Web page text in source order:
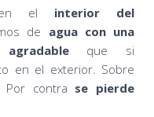
en el interior del
de agua con una
que si
en el exterior. Sobre
contra se pierde